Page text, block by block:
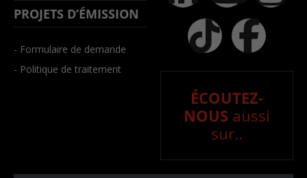
PROJETS D’ÉMISSION
- Formulaire de demande
- Politique de traitement
ÉCOUTEZ-
NOUS aussi
sur..